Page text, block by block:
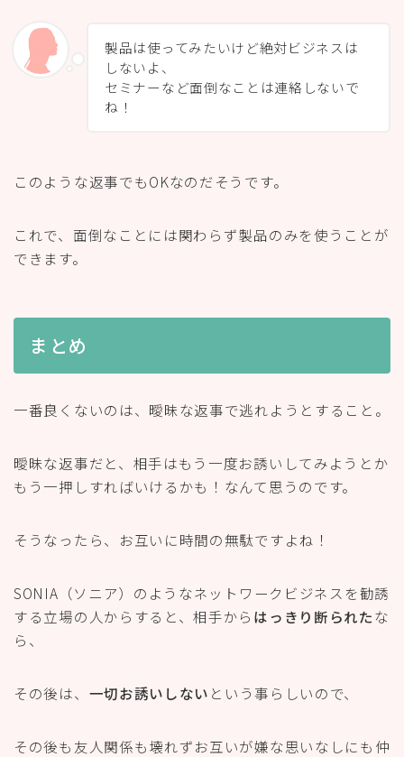
製品は使ってみたいけど絶対ビジネスは
しないよ、
セミナーなど面倒なことは連絡しないで
ね！
このような返事でもOKなのだそうです。
これで、面倒なことには関わらず製品のみを使うことが
できます。
まとめ
一番良くないのは、曖昧な返事で逃れようとすること。
曖昧な返事だと、相手はもう一度お誘いしてみようとか
もう一押しすればいけるかも！なんて思うのです。
そうなったら、お互いに時間の無駄ですよね！
SONIA（ソニア）のようなネットワークビジネスを勧誘
する立場の人からすると、相手から はっきり断られたな
ら、
その後は、 一切お誘いしない という事らしいので、
その後も友人関係も壊れずお互いが嫌な思いなしにも仲